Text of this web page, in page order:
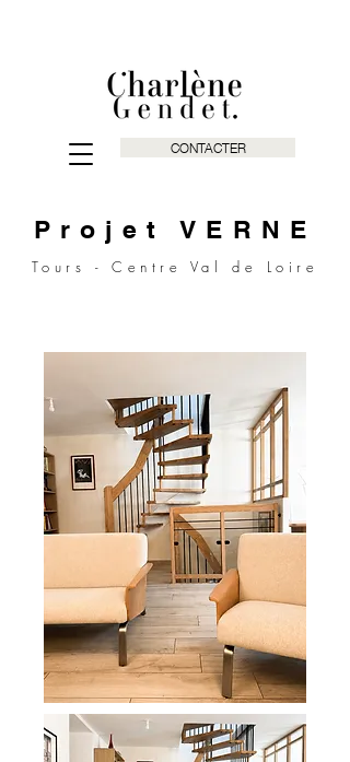
CONTACTER
Projet VERNE
Tours - Centre Val de Loire